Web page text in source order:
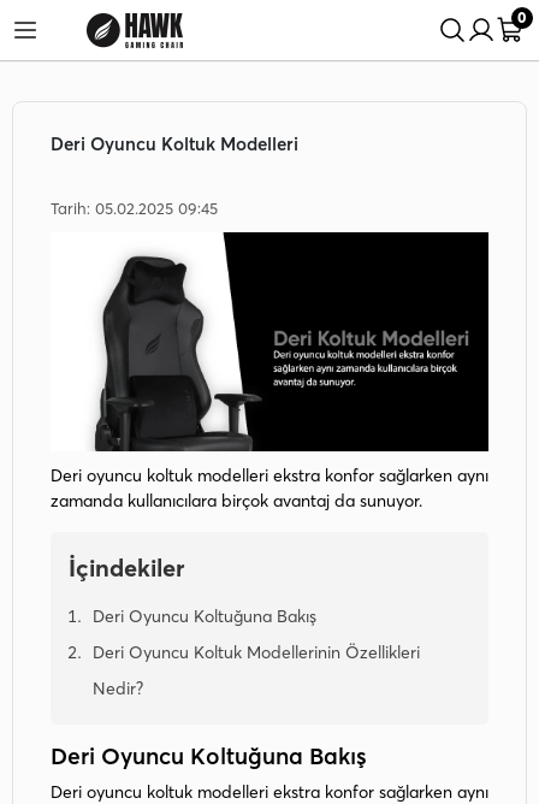
%5 İndirim Fırsatı! 24 Saatte Kargo Fırsatını Kaçırma! 0
Deri Oyuncu Koltuk Modelleri
Tarih: 05.02.2025 09:45
Deri oyuncu koltuk modelleri ekstra konfor sağlarken aynı
zamanda kullanıcılara birçok avantaj da sunuyor.
İçindekiler
Deri Oyuncu Koltuğuna Bakış
Deri Oyuncu Koltuk Modellerinin Özellikleri
Nedir?
Deri Oyuncu Koltuğuna Bakış
Deri oyuncu koltuk modelleri ekstra konfor sağlarken aynı